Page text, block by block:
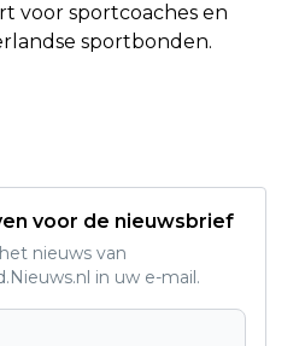
voor sportcoaches en
sportbonden.
voor de nieuwsbrief
nieuws van
in uw e-mail.